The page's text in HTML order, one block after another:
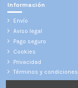
Información
Envío
Aviso legal
Pago seguro
Cookies
Privacidad
Términos y condiciones